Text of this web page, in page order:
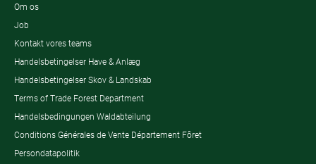
Om os
Job
Kontakt vores teams
Handelsbetingelser Have & Anlæg
Handelsbetingelser Skov & Landskab
Terms of Trade Forest Department
Handelsbedingungen Waldabteilung
Conditions Générales de Vente Département Fôret
Persondatapolitik